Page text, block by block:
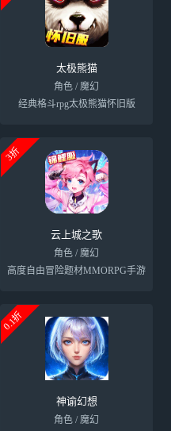
太极熊猫
角色 / 魔幻
经典格斗rpg太极熊猫怀旧版
3折
云上城之歌
角色 / 魔幻
高度自由冒险题材MMORPG手游
0.1折
神谕幻想
角色 / 魔幻